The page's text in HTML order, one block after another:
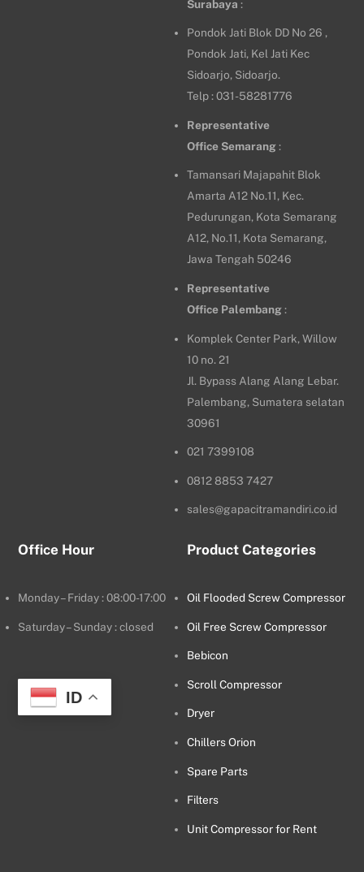
Surabaya :
Pondok Jati Blok DD No 26 ,
Pondok Jati, Kel Jati Kec
Sidoarjo, Sidoarjo.
Telp : 031-58281776
Representative
Office Semarang :
Tamansari Majapahit Blok
Amarta A12 No.11, Kec.
Pedurungan, Kota Semarang
A12, No.11, Kota Semarang,
Jawa Tengah 50246
Representative
Office Palembang :
Komplek Center Park, Willow
10 no. 21
Jl. Bypass Alang Alang Lebar.
Palembang, Sumatera selatan
30961
021 7399108
0812 8853 7427
sales@gapacitramandiri.co.id
Office Hour
Monday – Friday : 08:00-17:00
Saturday – Sunday : closed
ID
Product Categories
Oil Flooded Screw Compressor
Oil Free Screw Compressor
Bebicon
Scroll Compressor
Dryer
Chillers Orion
Spare Parts
Filters
Unit Compressor for Rent